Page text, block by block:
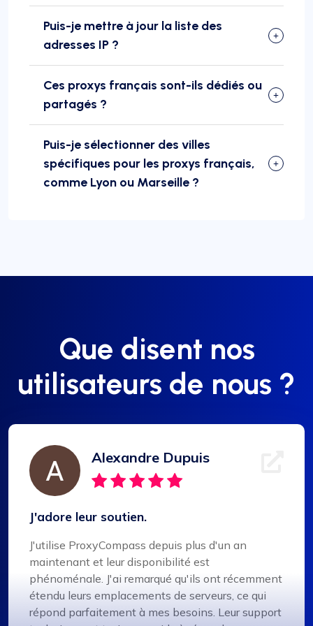
Puis-je mettre à jour la liste des
adresses IP ?
Ces proxys français sont-ils dédiés ou
partagés ?
Puis-je sélectionner des villes
spécifiques pour les proxys français,
comme Lyon ou Marseille ?
Que disent nos
utilisateurs de nous ?
Alexandre Dupuis
J'adore leur soutien.
J'utilise ProxyCompass depuis plus d'un an
maintenant et leur disponibilité est
phénoménale. J'ai remarqué qu'ils ont récemment
étendu leurs emplacements de serveurs, ce qui
répond parfaitement à mes besoins. Leur support